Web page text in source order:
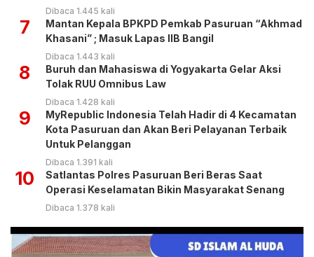
Dibaca 1.445 kali
7
Mantan Kepala BPKPD Pemkab Pasuruan “Akhmad
Khasani” ; Masuk Lapas IIB Bangil
Dibaca 1.443 kali
8
Buruh dan Mahasiswa di Yogyakarta Gelar Aksi
Tolak RUU Omnibus Law
Dibaca 1.428 kali
9
MyRepublic Indonesia Telah Hadir di 4 Kecamatan
Kota Pasuruan dan Akan Beri Pelayanan Terbaik
Untuk Pelanggan
Dibaca 1.391 kali
10
Satlantas Polres Pasuruan Beri Beras Saat
Operasi Keselamatan Bikin Masyarakat Senang
Dibaca 1.378 kali